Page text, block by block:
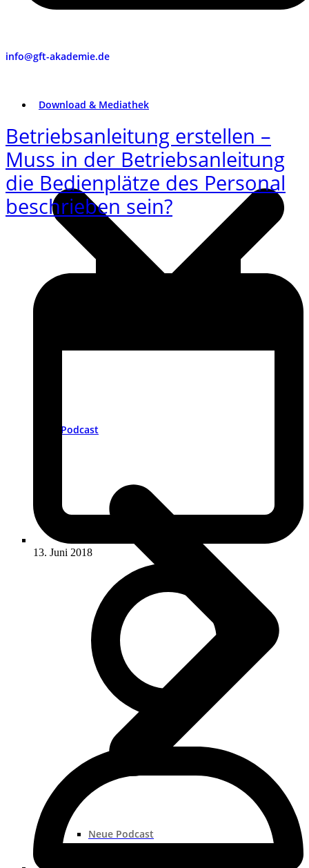
info@gft-akademie.de
Download & Mediathek
Podcast
Neue Podcast
Podcast „Shorts“
Betriebsanleitung erstellen –
Muss in der Betriebsanleitung
die Bedienplätze des Personal
beschrieben sein?
13. Juni 2018